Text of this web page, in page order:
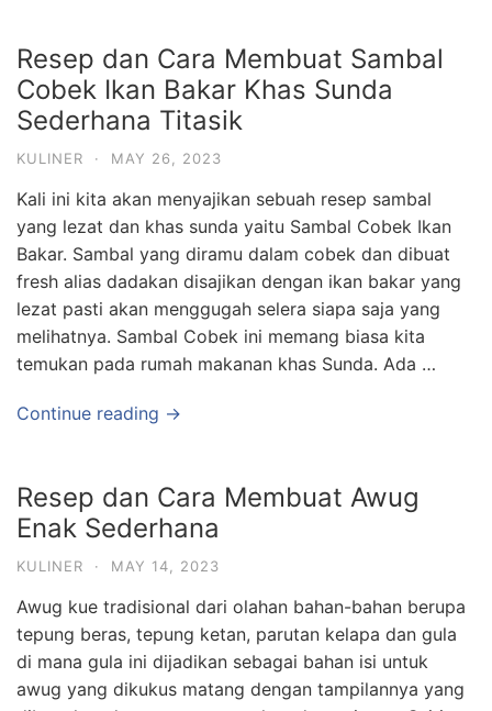
Resep dan Cara Membuat Sambal
Cobek Ikan Bakar Khas Sunda
Sederhana Titasik
KULINER · MAY 26, 2023
Kali ini kita akan menyajikan sebuah resep sambal
yang lezat dan khas sunda yaitu Sambal Cobek Ikan
Bakar. Sambal yang diramu dalam cobek dan dibuat
fresh alias dadakan disajikan dengan ikan bakar yang
lezat pasti akan menggugah selera siapa saja yang
melihatnya. Sambal Cobek ini memang biasa kita
temukan pada rumah makanan khas Sunda. Ada …
Continue reading →
Resep dan Cara Membuat Awug
Enak Sederhana
KULINER · MAY 14, 2023
Awug kue tradisional dari olahan bahan-bahan berupa
tepung beras, tepung ketan, parutan kelapa dan gula
di mana gula ini dijadikan sebagai bahan isi untuk
awug yang dikukus matang dengan tampilannya yang